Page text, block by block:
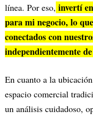
línea. Por eso, invertí
para mi negocio, lo
conectados con
independientemente
En cuanto a la
espacio comercial
un análisis cuidadoso,